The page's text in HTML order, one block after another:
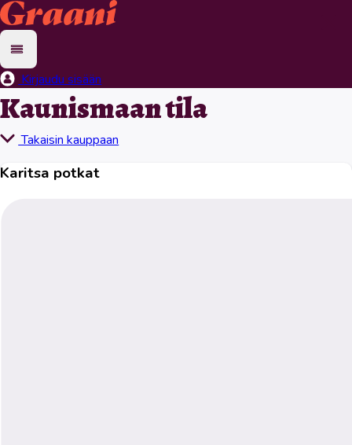
Kirjaudu sisään
Kaunismaan tila
Takaisin kauppaan
Karitsa potkat